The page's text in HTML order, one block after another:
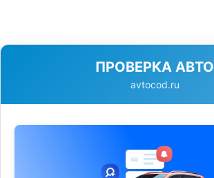
ПРОВЕРКА АВТО
avtocod.ru